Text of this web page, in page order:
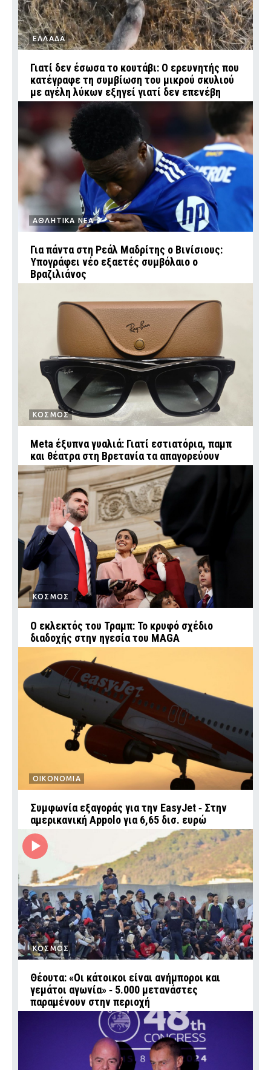
ΕΛΛΑΔΑ
Γιατί δεν έσωσα το κουτάβι: Ο ερευνητής που
κατέγραφε τη συμβίωση του μικρού σκυλιού
με αγέλη λύκων εξηγεί γιατί δεν επενέβη
ΑΘΛΗΤΙΚΑ ΝΕΑ
Για πάντα στη Ρεάλ Μαδρίτης ο Βινίσιους:
Υπογράφει νέο εξαετές συμβόλαιο ο
Βραζιλιάνος
ΚΟΣΜΟΣ
Meta έξυπνα γυαλιά: Γιατί εστιατόρια, παμπ
και θέατρα στη Βρετανία τα απαγορεύουν
ΚΟΣΜΟΣ
Ο εκλεκτός του Τραμπ: Το κρυφό σχέδιο
διαδοχής στην ηγεσία του MAGA
ΟΙΚΟΝΟΜΙΑ
Συμφωνία εξαγοράς για την EasyJet ‑ Στην
αμερικανική Appolo για 6,65 δισ. ευρώ
ΚΟΣΜΟΣ
Θέουτα: «Οι κάτοικοι είναι ανήμποροι και
γεμάτοι αγωνία» ‑ 5.000 μετανάστες
παραμένουν στην περιοχή